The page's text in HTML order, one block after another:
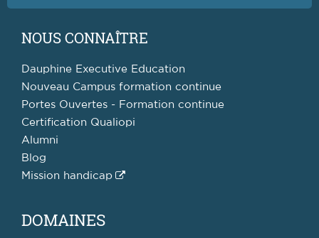
NOUS CONNAÎTRE
Dauphine Executive Education
Nouveau Campus formation continue
Portes Ouvertes - Formation continue
Certification Qualiopi
Alumni
Blog
Mission handicap
DOMAINES